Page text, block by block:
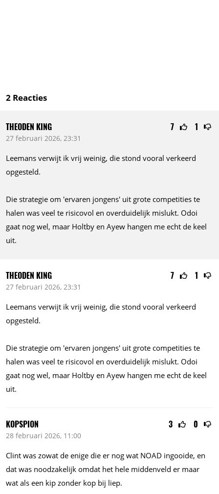
2 Reacties
7 1
THEODEN KING
27 februari 2026, 23:31
Leemans verwijt ik vrij weinig, die stond vooral verkeerd
opgesteld.
Die strategie om 'ervaren jongens' uit grote competities te
halen was veel te risicovol en overduidelijk mislukt. Odoi
gaat nog wel, maar Holtby en Ayew hangen me echt de keel
uit.
7 1
THEODEN KING
27 februari 2026, 23:31
Leemans verwijt ik vrij weinig, die stond vooral verkeerd
opgesteld.
Die strategie om 'ervaren jongens' uit grote competities te
halen was veel te risicovol en overduidelijk mislukt. Odoi
gaat nog wel, maar Holtby en Ayew hangen me echt de keel
uit.
3 0
KOPSPION
28 februari 2026, 11:00
Clint was zowat de enige die er nog wat NOAD ingooide, en
dat was noodzakelijk omdat het hele middenveld er maar
wat als een kip zonder kop bij liep.